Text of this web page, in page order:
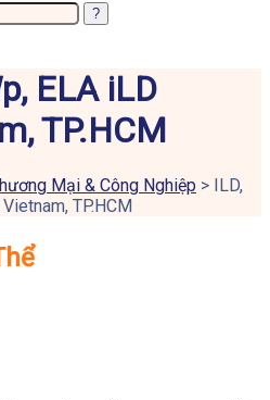
ELA iLD
TP.HCM
Mại & Công Nghiệp > ILD,
TP.HCM